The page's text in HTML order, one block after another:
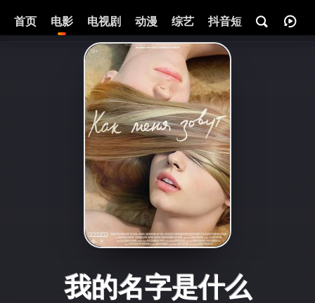
首页 电影 电视剧 动漫 综艺 抖音短剧 即将热映
我的名字是什么